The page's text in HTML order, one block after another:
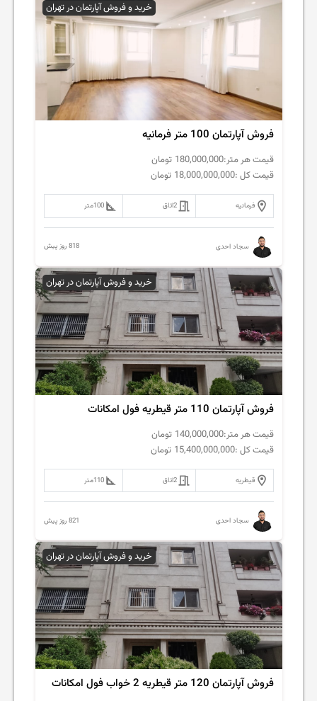
خرید و فروش آپارتمان در تهران
فروش آپارتمان 100 متر فرمانیه
قیمت هر متر:180,000,000 تومان
قیمت کل :18,000,000,000 تومان
فرمانیه 2اتاق 100متر
سجاد احدی 818 روز پیش
خرید و فروش آپارتمان در تهران
فروش آپارتمان 110 متر قیطریه فول امکانات
قیمت هر متر:140,000,000 تومان
قیمت کل :15,400,000,000 تومان
قیطریه 2اتاق 110متر
سجاد احدی 821 روز پیش
خرید و فروش آپارتمان در تهران
فروش آپارتمان 120 متر قیطریه 2 خواب فول امکانات